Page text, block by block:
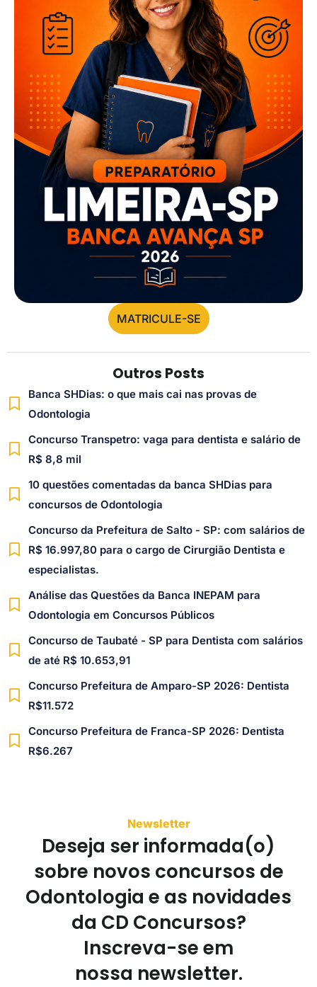
MATRICULE-SE
Outros Posts
Banca SHDias: o que mais cai nas provas de
Odontologia
Concurso Transpetro: vaga para dentista e salário de
R$ 8,8 mil
10 questões comentadas da banca SHDias para
concursos de Odontologia
Concurso da Prefeitura de Salto - SP: com salários de
R$ 16.997,80 para o cargo de Cirurgião Dentista e
especialistas.
Análise das Questões da Banca INEPAM para
Odontologia em Concursos Públicos
Concurso de Taubaté - SP para Dentista com salários
de até R$ 10.653,91
Concurso Prefeitura de Amparo-SP 2026: Dentista
R$11.572
Concurso Prefeitura de Franca-SP 2026: Dentista
R$6.267
Newsletter
Deseja ser informada(o)
sobre novos concursos de
Odontologia e as novidades
da CD Concursos?
Inscreva-se em
nossa newsletter.